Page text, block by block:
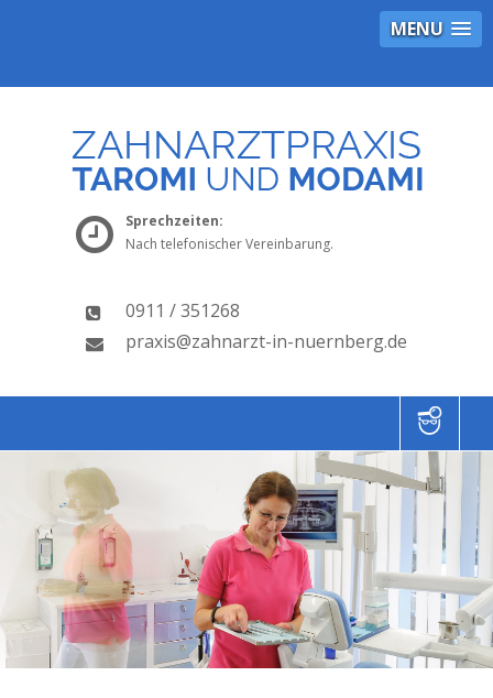
MENU
Sprechzeiten:
Nach telefonischer Vereinbarung.
0911 / 351268
praxis@zahnarzt-in-nuernberg.de